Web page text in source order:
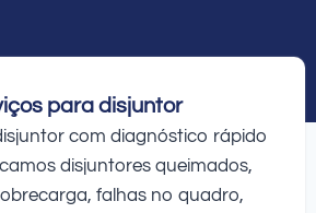
para disjuntor
com diagnóstico rápido
disjuntores queimados,
falhas no quadro,